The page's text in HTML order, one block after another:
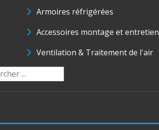
Armoires réfrigérées
Accessoires montage et entretien
Ventilation & Traitement de l'air